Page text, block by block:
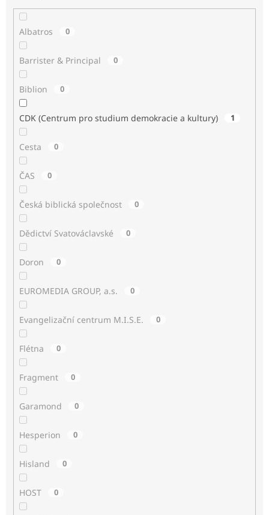
Albatros 0
Barrister & Principal 0
Biblion 0
CDK (Centrum pro studium demokracie a kultury) 1
Cesta 0
ČAS 0
Česká biblická společnost 0
Dědictví Svatováclavské 0
Doron 0
EUROMEDIA GROUP, a.s. 0
Evangelizační centrum M.I.S.E. 0
Flétna 0
Fragment 0
Garamond 0
Hesperion 0
Hisland 0
HOST 0